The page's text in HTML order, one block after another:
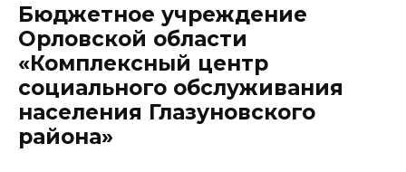
Бюджетное учреждение
Орловской области
«Комплексный центр
социального обслуживания
населения Глазуновского
района»